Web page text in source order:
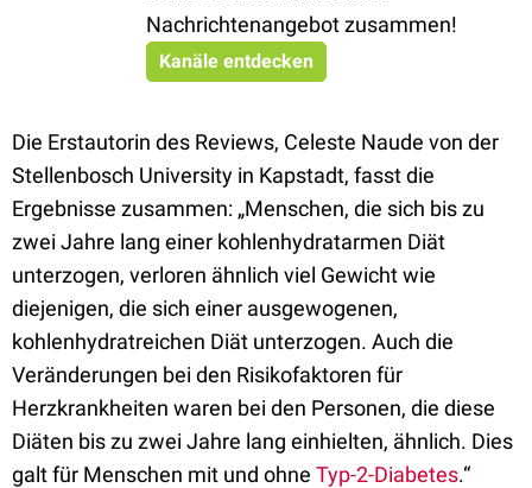
Nachrichtenangebot zusammen!
Kanäle entdecken
Die Erstautorin des Reviews, Celeste Naude von der
Stellenbosch University in Kapstadt, fasst die
Ergebnisse zusammen: „Menschen, die sich bis zu
zwei Jahre lang einer kohlenhydratarmen Diät
unterzogen, verloren ähnlich viel Gewicht wie
diejenigen, die sich einer ausgewogenen,
kohlenhydratreichen Diät unterzogen. Auch die
Veränderungen bei den Risikofaktoren für
Herzkrankheiten waren bei den Personen, die diese
Diäten bis zu zwei Jahre lang einhielten, ähnlich. Dies
galt für Menschen mit und ohne Typ-2-Diabetes.“